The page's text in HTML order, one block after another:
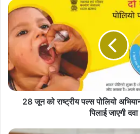
2
8
न
को
रा
ष्ट्री
य
प
28 जून को राष्ट्रीय पल्स पोलियो
पिलाई जाएगी दवा